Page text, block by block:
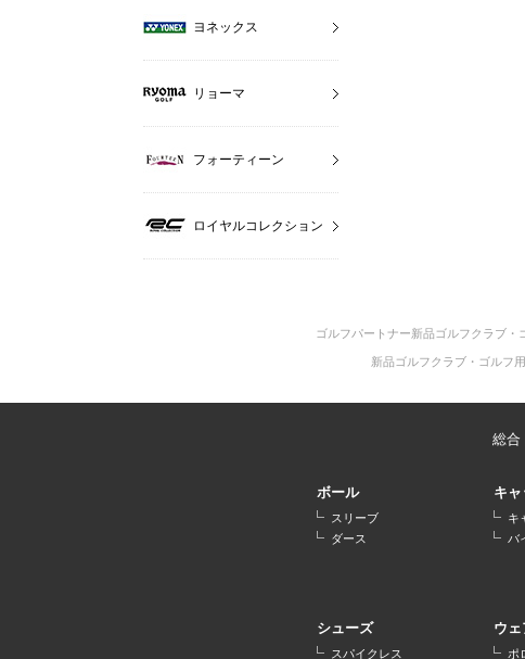
ヨネックス
リョーマ
フォーティーン
ロイヤルコレクション
ゴルフパートナー新品ゴルフクラブ
新品ゴルフクラブ・ゴルフ
総合
ボール
スリーブ
ダース
キ
キ
バ
シューズ
スパイクレス
ウェ
ポ